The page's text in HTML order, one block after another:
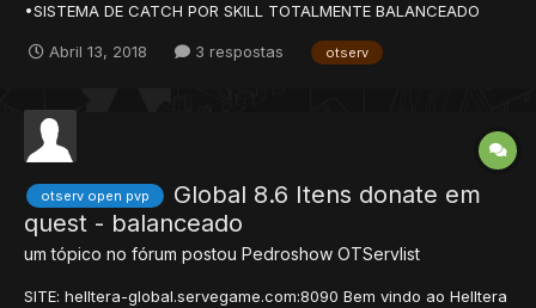
•SISTEMA DE CATCH POR SKILL TOTALMENTE BALANCEADO
DE CLAN DIFERENTE •SISTEMA DE TROCA DE TOKENS POR HELD
TIPO FAIRY •TODOS OS HELDS...
Abril 13, 2018 3 respostas otserv
otserv open pvp
Global 8.6 Itens donate em
quest - balanceado
um tópico no fórum postou Pedroshow OTServlist
SITE: helltera-global.servegame.com:8090 Bem vindo ao Helltera